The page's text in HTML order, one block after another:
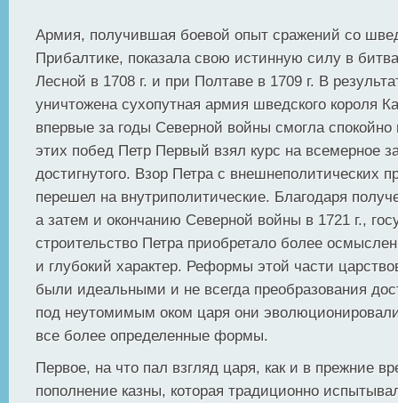
Армия, получившая боевой опыт сражений со
Прибалтике, показала свою истинную силу в
Лесной в 1708 г. и при Полтаве в 1709 г. В
уничтожена сухопутная армия шведского короля
впервые за годы Северной войны смогла спокойно
этих побед Петр Первый взял курс на всемерное
достигнутого. Взор Петра с внешнеполитических
перешел на внутриполитические. Благодаря
а затем и окончанию Северной войны в 1721 г.,
строительство Петра приобретало более
и глубокий характер. Реформы этой части
были идеальными и не всегда преобразования
под неутомимым оком царя они
все более определенные формы.
Первое, на что пал взгляд царя, как и в прежние
пополнение казны, которая традиционно